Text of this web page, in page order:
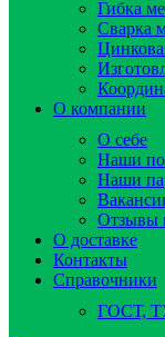
Гибка
Сварка
О компании
О себе
Наши
Наши
Отзывы
О доставке
Контакты
Справочники
ГОСТ,